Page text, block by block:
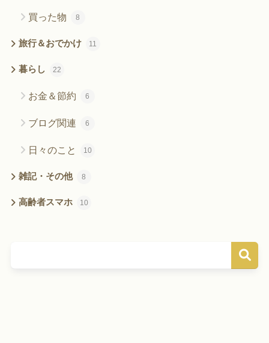
買った物 8
旅行＆おでかけ 11
暮らし 22
お金＆節約 6
ブログ関連 6
日々のこと 10
雑記・その他 8
高齢者スマホ 10